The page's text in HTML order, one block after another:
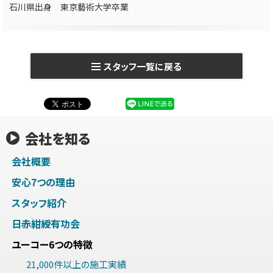
石川県出身 東京藝術大学卒業
スタッフ一覧に戻る
会社を知る
会社概要
安心7つの理由
スタッフ紹介
日赤紺綬有功会
ユーコー6つの特徴
21,000件以上の施工実績